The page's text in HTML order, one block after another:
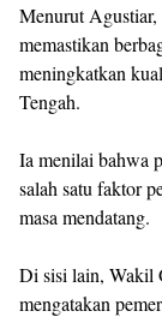
Menurut Agustiar,
memastikan
meningkatkan
Tengah.
Ia menilai bahwa
salah satu faktor
masa mendatang.
Di sisi lain, Wakil
mengatakan